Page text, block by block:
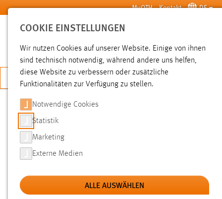
Zum Hauptinhalt springen MyOTH Kontakt DE
SUCHE
JETZT BEWERBEN
SUCHE
FILTER
Typ
COOKIE EINSTELLUNGEN
Wir nutzen Cookies auf unserer Website. Einige von ihnen
sind technisch notwendig, während andere uns helfen,
diese Website zu verbessern oder zusätzliche
Funktionalitäten zur Verfügung zu stellen.
Notwendige Cookies
Statistik
Marketing
Externe Medien
ALLE AUSWÄHLEN